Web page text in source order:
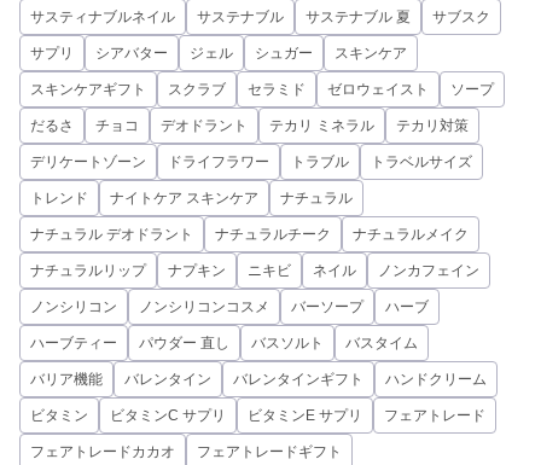
サスティナブルネイル サステナブル サステナブル 夏 サブスク
サプリ シアバター ジェル シュガー スキンケア
スキンケアギフト スクラブ セラミド ゼロウェイスト ソープ
だるさ チョコ デオドラント テカリ ミネラル テカリ対策
デリケートゾーン ドライフラワー トラブル トラベルサイズ
トレンド ナイトケア スキンケア ナチュラル
ナチュラル デオドラント ナチュラルチーク ナチュラルメイク
ナチュラルリップ ナプキン ニキビ ネイル ノンカフェイン
ノンシリコン ノンシリコンコスメ バーソープ ハーブ
ハーブティー パウダー 直し バスソルト バスタイム
バリア機能 バレンタイン バレンタインギフト ハンドクリーム
ビタミン ビタミンC サプリ ビタミンE サプリ フェアトレード
フェアトレードカカオ フェアトレードギフト